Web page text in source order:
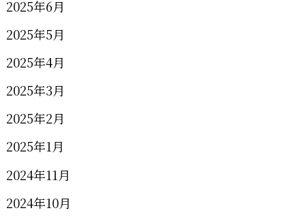
2025年6月
2025年5月
2025年4月
2025年3月
2025年2月
2025年1月
2024年11月
2024年10月